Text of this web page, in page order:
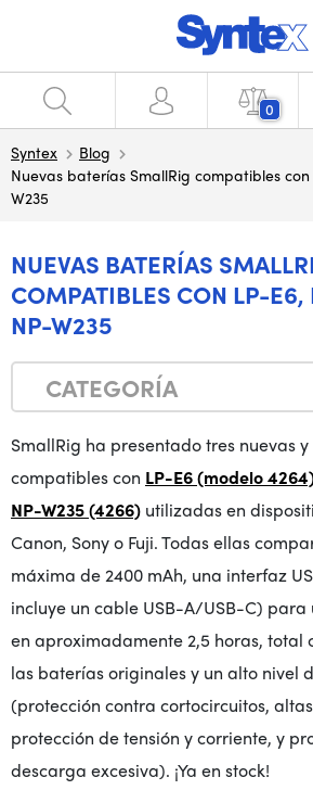
0
Syntex
Blog
Nuevas baterías SmallRig compatibles con
W235
NUEVAS BATERÍAS
COMPATIBLES CON LP-E6,
NP-W235
CATEGORÍA
SmallRig ha presentado tres nuevas
compatibles con LP-E6 (modelo
NP-W235 (4266) utilizadas en
Canon, Sony o Fuji. Todas ellas
máxima de 2400 mAh, una interfaz
incluye un cable USB-A/USB-C)
en aproximadamente 2,5 horas,
las baterías originales y un alto nivel
(protección contra cortocircuitos,
protección de tensión y corriente, y
descarga excesiva). ¡Ya en stock!